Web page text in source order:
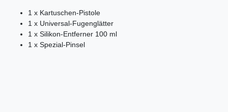
1 x Kartuschen-Pistole
1 x Universal-Fugenglätter
1 x Silikon-Entferner 100 ml
1 x Spezial-Pinsel